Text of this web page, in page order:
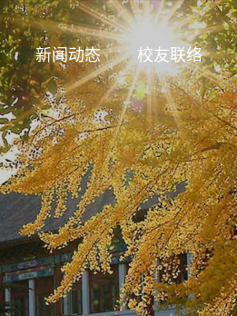
新闻动态 校友联络